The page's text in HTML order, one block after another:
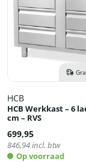
HCB
HCB Werkkast – 6
cm – RVS
699,95
846,94incl. btw
Op voorraad